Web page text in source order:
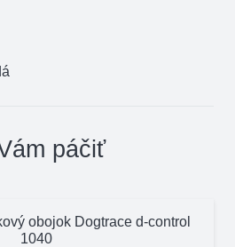
páčiť
obojok Dogtrace d-control
1040